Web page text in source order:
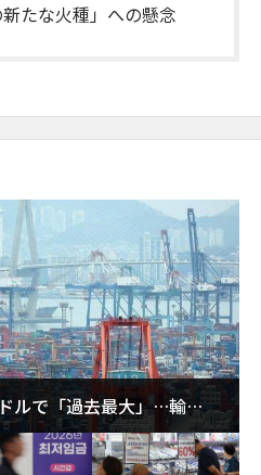
たな火種」への懸念
ルで「過去最大」…輸出